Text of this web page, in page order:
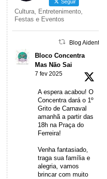
Seguir
Cultura, Entretenimento,
Festas e Eventos
Blog Aidentu
Bloco Concentra
Mas Não Sai
7 fev 2025
A espera acabou! O
Concentra dará o 1º
Grito de Carnaval
amanhã a partir das
18h na Praça do
Ferreira!
Venha fantasiado,
traga sua família e
alegria, vamos
brincar com muito